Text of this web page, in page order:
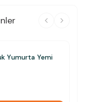
Yumurta Yemi